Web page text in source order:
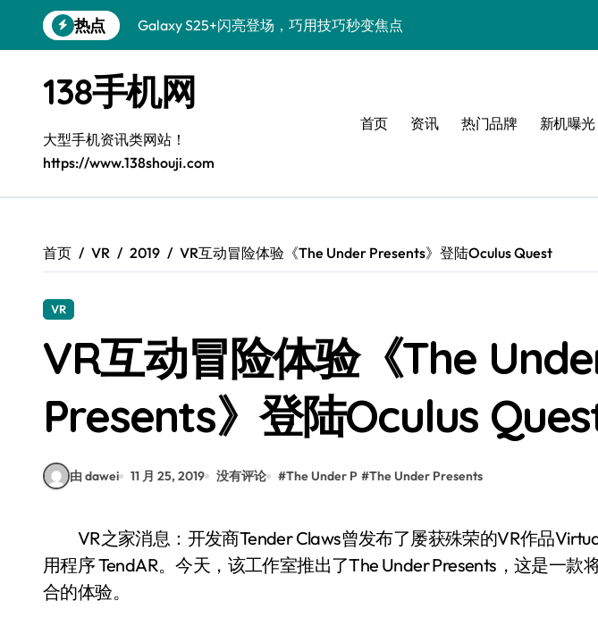
到
热点
Galaxy S25+闪亮登场，巧用技巧秒变焦点
Galaxy S26+颜值爆升！机皇美颜秘籍大公开
Galaxy A56 5G登场，时尚旗舰新体验！
三星S26售后指南：个性美化一键搞定
Galaxy S25美颜秘籍，个性定制炫酷玩法
Galaxy C55 5G登场，演绎三星美学新巅峰
Galaxy S25 Ultra颜值巅峰，定制主题潮酷上线！
138手机网
大型手机资讯类网站！
https://www.138shouji.com
首页 资讯 热门品牌 新机曝光
首页 VR 2019 VR互动冒险体验《The Under Presents》登陆Oculus Quest
VR
VR互动冒险体验《The
Presents》登陆Oculus
由 dawei 11 月 25, 2019 没有评论 #The Under P #The Under Presents
VR之家消息：开发商Tender Claws曾发布了屡获殊荣的VR作品Virtual Virtual Reality和AR应
用程序 TendAR。今天，该工作室推出了The Under Presents，这是一款
合的体验。